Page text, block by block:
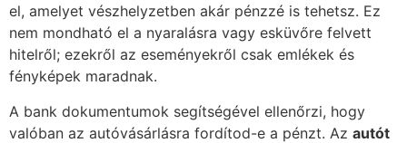
el, amelyet vészhelyzetben akár pénzzé is tehetsz. Ez
nem mondható el a nyaralásra vagy esküvőre felvett
hitelről; ezekről az eseményekről csak emlékek és
fényképek maradnak.
A bank dokumentumok segítségével ellenőrzi, hogy
valóban az autóvásárlásra fordítod-e a pénzt. Az autót